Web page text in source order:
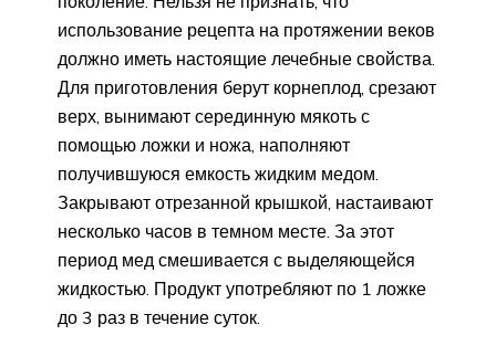
использование рецепта на протяжении веков
должно иметь настоящие лечебные свойства.
Для приготовления берут корнеплод, срезают
верх, вынимают серединную мякоть с
помощью ложки и ножа, наполняют
получившуюся емкость жидким медом.
Закрывают отрезанной крышкой, настаивают
несколько часов в темном месте. За этот
период мед смешивается с выделяющейся
жидкостью. Продукт употребляют по 1 ложке
до 3 раз в течение суток.